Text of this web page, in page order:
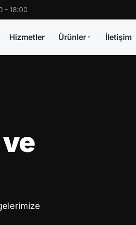
- 18:00
Hizmetler Ürünler İletişim